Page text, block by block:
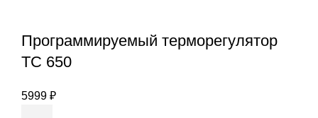
Программируемый терморегулятор
ТС 650
5999 ₽